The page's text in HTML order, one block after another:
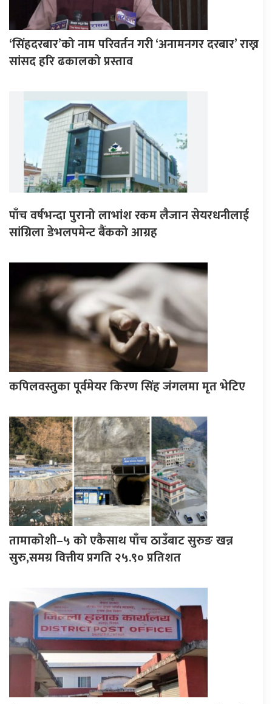
‘सिंहदरबार’को नाम परिवर्तन गरी ‘अनामनगर दरबार’ राख्न
सांसद हरि ढकालको प्रस्ताव
पाँच वर्षभन्दा पुरानो लाभांश रकम लैजान सेयरधनीलाई
सांग्रिला डेभलपमेन्ट बैंकको आग्रह
कपिलवस्तुका पूर्वमेयर किरण सिंह जंगलमा मृत भेटिए
तामाकोशी–५ को एकैसाथ पाँच ठाउँबाट सुरुङ खन्न
सुरु,समग्र वित्तीय प्रगति २५.९० प्रतिशत